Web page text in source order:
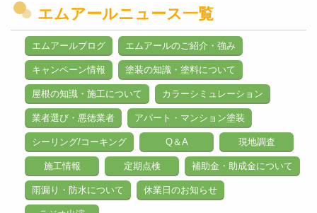
エムアールニュース一覧
エムアールブログ エムアールのご紹介・強み
キャンペーン情報 塗装の知識・塗料について
屋根の知識・施工について カラーシミュレーション
業者選び・悪徳業者 アパート・マンション塗装
シーリング/コーキング Q＆A 現地調査
施工情報 定期点検 補助金・助成金について
雨漏り・防水について 休業日のお知らせ